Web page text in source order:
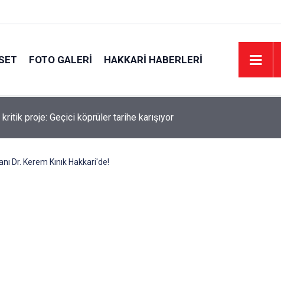
FOTO GALERI HAKKARI HABERLERI
işgal altında: Kira ödeyen esnaf patladı!
Dr. Kerem Kınık Hakkari'de!